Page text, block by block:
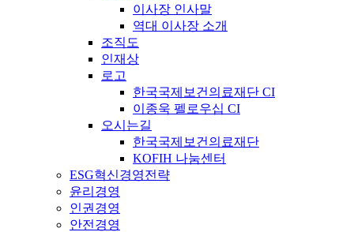
이사장 인사말
역대 이사장 소개
조직도
인재상
로고
한국국제보건의료재단 CI
이종욱 펠로우십 CI
오시는길
한국국제보건의료재단
KOFIH 나눔센터
ESG혁신경영전략
윤리경영
인권경영
안전경영